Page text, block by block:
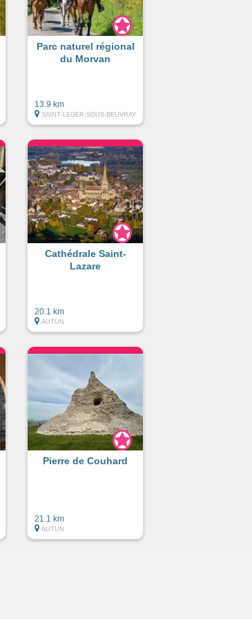
Parc naturel régional
du Morvan
13.9 km
SAINT-LEGER-SOUS-BEUVRAY
Cathédrale Saint-
Lazare
20.1 km
AUTUN
Pierre de Couhard
21.1 km
AUTUN